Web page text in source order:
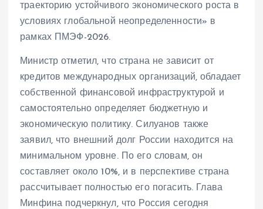
траекторию устойчивого экономического роста в
условиях глобальной неопределенности» в
рамках ПМЭФ-2026.
Министр отметил, что страна не зависит от
кредитов международных организаций, обладает
собственной финансовой инфраструктурой и
самостоятельно определяет бюджетную и
экономическую политику. Силуанов также
заявил, что внешний долг России находится на
минимальном уровне. По его словам, он
составляет около 10%, и в перспективе страна
рассчитывает полностью его погасить. Глава
Минфина подчеркнул, что Россия сегодня